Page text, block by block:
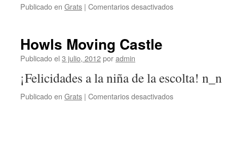
Publicado en Grats | Comentarios desactivadosen
Howls Moving Castle
Publicado el 3 julio, 2012poradmin
¡Felicidades a la niña de la escolta! n_n
Publicado en Grats | Comentarios desactivadosen